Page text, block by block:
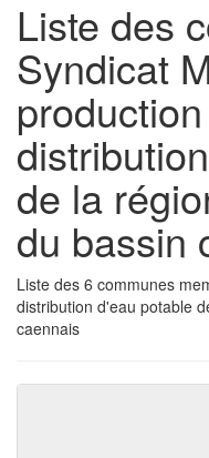
Liste des
Syndicat
de la
du bassin
Liste des 6 communes
distribution d'eau potable
caennais